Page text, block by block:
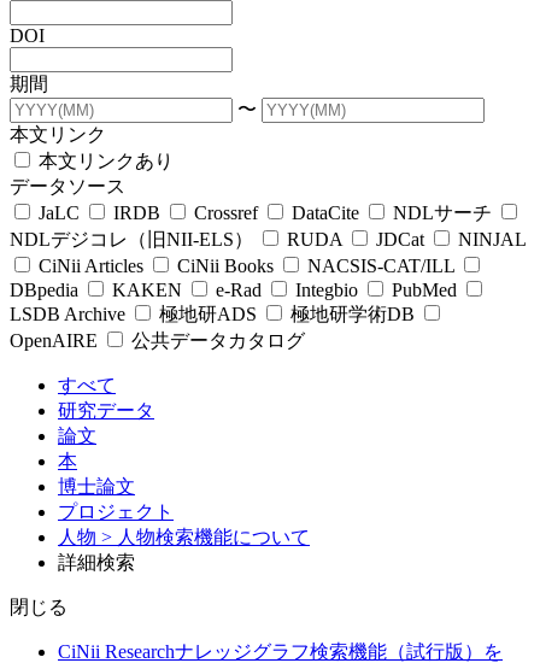
DOI
期間
〜
本文リンク
本文リンクあり
データソース
JaLC
IRDB Crossref DataCite
NDLサーチ
NDLデジコレ（旧NII-ELS）
RUDA JDCat
NINJAL
CiNii Articles
CiNii Books
NACSIS-CAT/ILL
DBpedia
KAKEN e-Rad Integbio
PubMed
LSDB Archive
極地研ADS
極地研学術DB
OpenAIRE
公共データカタログ
すべて
研究データ
論文
本
博士論文
プロジェクト
人物 > 人物検索機能について
詳細検索
閉じる
CiNii Researchナレッジグラフ検索機能（試行版）を